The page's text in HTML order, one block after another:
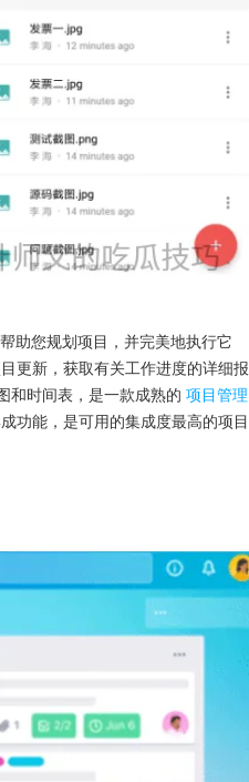
助您规划项目，并完美地执行它
更新，获取有关工作进度的详细报
和时间表，是一款成熟的 项目管理
功能，是可用的集成度最高的项目